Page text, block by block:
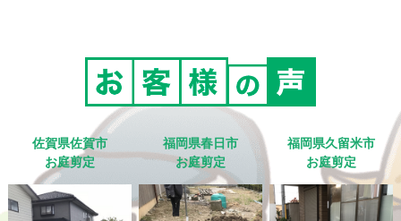
佐賀県佐賀市
お庭剪定
福岡県春日市
お庭剪定
福岡県久留米市
お庭剪定